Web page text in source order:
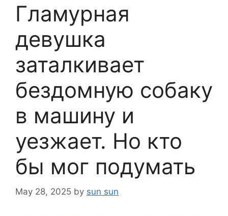
Гламурная
девушка
заталкивает
бездомную собаку
в машину и
уезжает. Но кто
бы мог подумать
May 28, 2025 by sun sun